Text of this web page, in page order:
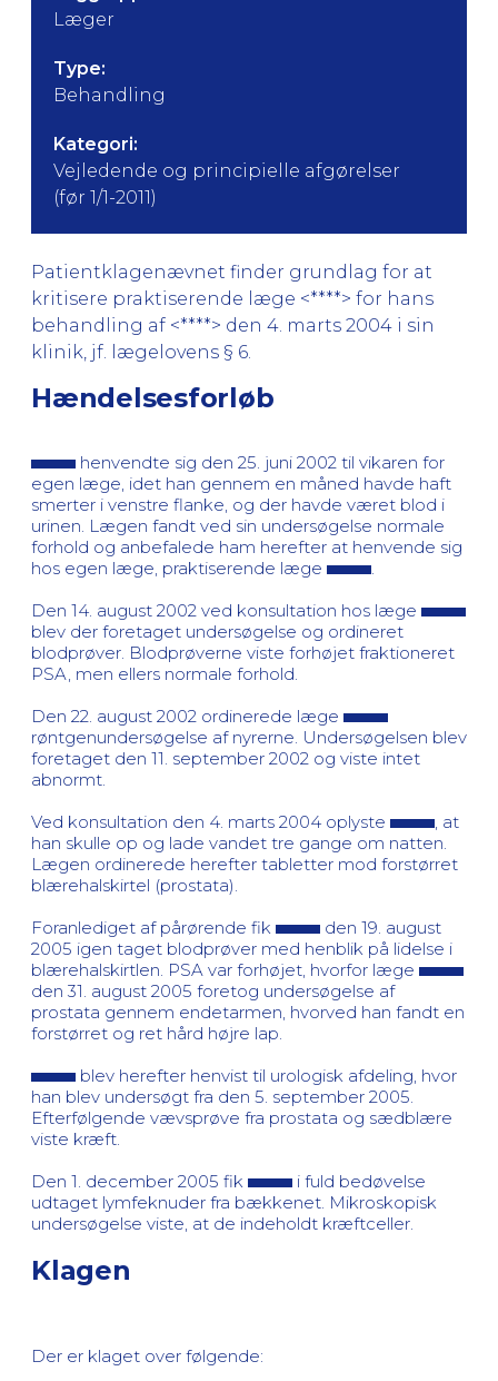
Læger
Type:
Behandling
Kategori:
Vejledende og principielle afgørelser
(før 1/1-2011)
Patientklagenævnet finder grundlag for at
kritisere praktiserende læge <****> for hans
behandling af <****> den 4. marts 2004 i sin
klinik, jf. lægelovens § 6.
Hændelsesforløb
henvendte sig den 25. juni 2002 til vikaren for
egen læge, idet han gennem en måned havde haft
smerter i venstre flanke, og der havde været blod i
urinen. Lægen fandt ved sin undersøgelse normale
forhold og anbefalede ham herefter at henvende sig
hos egen læge, praktiserende læge
Den 14. august 2002 ved konsultation hos læge
blev der foretaget undersøgelse og ordineret
blodprøver. Blodprøverne viste forhøjet fraktioneret
PSA, men ellers normale forhold.
Den 22. august 2002 ordinerede læge
røntgenundersøgelse af nyrerne. Undersøgelsen blev
foretaget den 11. september 2002 og viste intet
abnormt.
Ved konsultation den 4. marts 2004 oplyste
, at
han skulle op og lade vandet tre gange om natten.
Lægen ordinerede herefter tabletter mod forstørret
blærehalskirtel (prostata).
Foranlediget af pårørende fik
den 19. august
2005 igen taget blodprøver med henblik på lidelse i
blærehalskirtlen. PSA var forhøjet, hvorfor læge
den 31. august 2005 foretog undersøgelse af
prostata gennem endetarmen, hvorved han fandt en
forstørret og ret hård højre lap.
blev herefter henvist til urologisk afdeling, hvor
han blev undersøgt fra den 5. september 2005.
Efterfølgende vævsprøve fra prostata og sædblære
viste kræft.
Den 1. december 2005 fik
i fuld bedøvelse
udtaget lymfeknuder fra bækkenet. Mikroskopisk
undersøgelse viste, at de indeholdt kræftceller.
Klagen
Der er klaget over følgende: